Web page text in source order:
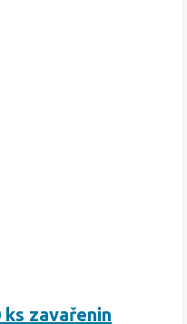
ks zavařenin